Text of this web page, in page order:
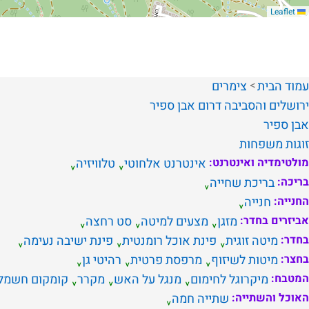
עמוד הבית צימרים
ירושלים והסביבהדרום אבן ספיר
אבן ספיר
זוגותמשפחות
מולטימדיה ואינטרנט: אינטרנט אלחוטי טלוויזיה
בריכה: בריכת שחייה
החנייה: חנייה
אביזרים בחדר: מזגן מצעים למיטה סט רחצה
בחדר: מיטה זוגית פינת אוכל רומנטית פינת ישיבה נעימה
בחצר: מיטות לשיזוף מרפסת פרטית רהיטי גן
המטבח: מיקרוגל לחימום מנגל על האש מקרר קומקום
האוכל והשתייה: שתייה חמה